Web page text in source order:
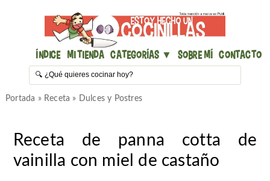
Índice Mi Tienda Categorías ▼ Sobre mí Contacto
Portada » Receta » Dulces y Postres
Receta de panna cotta de
vainilla con miel de castaño